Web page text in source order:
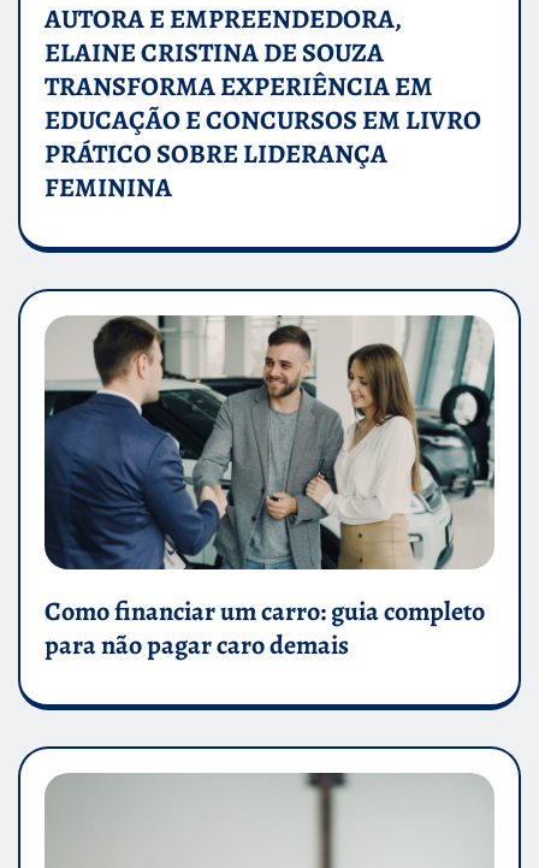
AUTORA E EMPREENDEDORA,
ELAINE CRISTINA DE SOUZA
TRANSFORMA EXPERIÊNCIA EM
EDUCAÇÃO E CONCURSOS EM LIVRO
PRÁTICO SOBRE LIDERANÇA
FEMININA
Como financiar um carro: guia completo
para não pagar caro demais